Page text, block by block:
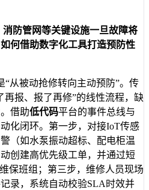
防管网等关键设施一旦故障将
何借助数字化工具打造预防性
“从被动抢修转向主动预防”。传
再报、报了再修”的线性流程，缺
借助低代码平台的事件总线与
化闭环。第一步，对接IoT传感
（如水泵振动超标、配电柜温
创建高优先级工单，并通过短
保班组；第三步，维修人员现场
录，系统自动校验SLA时效并